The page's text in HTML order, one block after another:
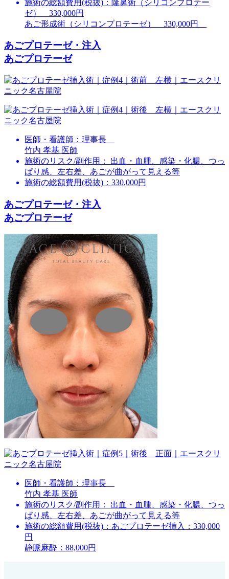
施術の総額費用(税抜)： 隆鼻術（シリコンプロテー
ゼ） 330,000円
あご形成術（シリコンプロテーゼ） 330,000円
あごプロテーゼ・注入
あごプロテーゼ
医師・看護師： 理事長
竹内 孝基 医師
施術のリスク/副作用：
出血・血腫、感染・化膿、つっ
ぱり感、左右差、あごが曲がって見える等
施術の総額費用(税抜)： 330,000円
あごプロテーゼ・注入
あごプロテーゼ
医師・看護師： 理事長
竹内 孝基 医師
施術のリスク/副作用：
出血・血腫、感染・化膿、つっ
ぱり感、左右差、あごが曲がって見える等
施術の総額費用(税抜)： あごプロテーゼ挿入：330,000
円
静脈麻酔：88,000円